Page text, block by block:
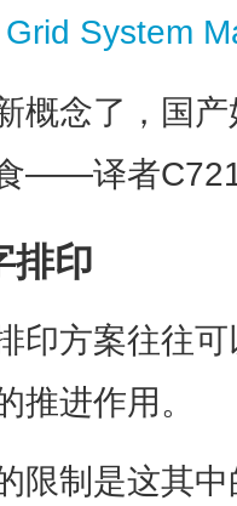
System
概念了，国
——译者
排印
印方案往往
推进作用。
限制是这其